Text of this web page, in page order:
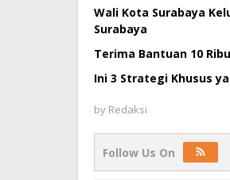
Wali Kota Surabaya
Surabaya
Terima Bantuan 10
Ini 3 Strategi Khusus
by Redaksi
Follow Us On